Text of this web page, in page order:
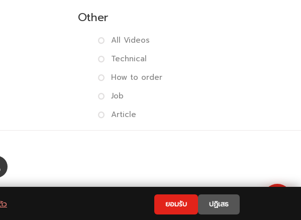
Other
All Videos
Technical
How to order
Job
Article
ว ยอมรับ ปฏิเสธ